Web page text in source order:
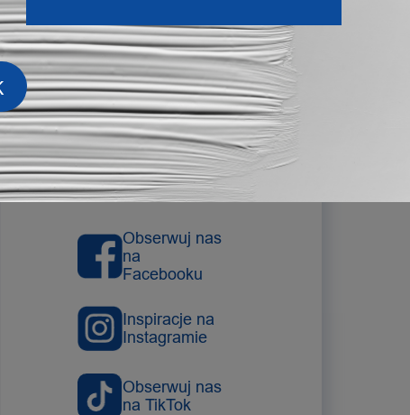
ZOSTAŃMY W
KONTAKCIE
Obserwuj nas
na
Facebooku
Inspiracje na
Instagramie
Obserwuj nas
na TikTok